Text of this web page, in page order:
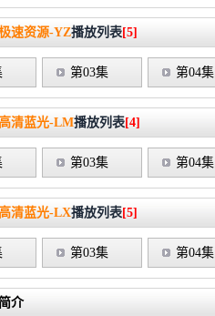
速资源-YZ播放列表[5]
第03集 第04集
清蓝光-LM播放列表[4]
第03集 第04集
清蓝光-LX播放列表[5]
第03集 第04集
介